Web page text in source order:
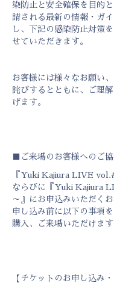
染防止と安全確保を目的
請される最新の情報・ガ
し、下記の感染防止対策
せていただきます。
お客様には様々なお願い
詫びするとともに、ご理
げます。
■ご来場のお客様へのご
『Yuki Kajiura LIVE
ならびに『Yuki Kajiura
～』にお申込みいただく
申し込み前に以下の事項
購入、ご来場いただけま
【チケットのお申し込み